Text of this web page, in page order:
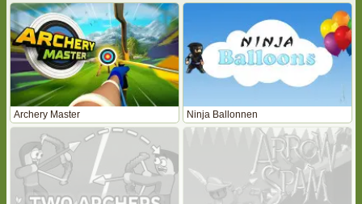
Archery Master Ninja Ballonnen